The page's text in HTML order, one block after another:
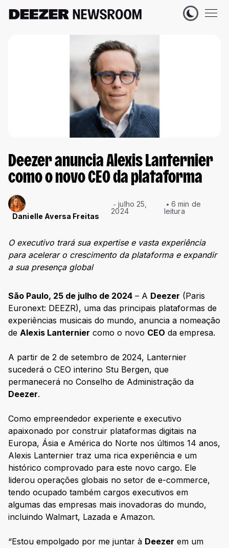
Deezer anuncia Alexis Lanternier
como o novo CEO da plataforma
Danielle Aversa Freitas
julho 25,
2024
6 min de
leitura
O executivo trará sua expertise e vasta experiência
para acelerar o crescimento da plataforma e expandir
a sua presença global
São Paulo, 25 de julho de 2024 – A Deezer (Paris
Euronext: DEEZR), uma das principais plataformas de
experiências musicais do mundo, anuncia a nomeação
de Alexis Lanternier como o novo CEO da empresa.
A partir de 2 de setembro de 2024, Lanternier
sucederá o CEO interino Stu Bergen, que
permanecerá no Conselho de Administração da
Deezer.
Como empreendedor experiente e executivo
apaixonado por construir plataformas digitais na
Europa, Ásia e América do Norte nos últimos 14 anos,
Alexis Lanternier traz uma rica experiência e um
histórico comprovado para este novo cargo. Ele
liderou operações globais no setor de e-commerce,
tendo ocupado também cargos executivos em
algumas das empresas mais inovadoras do mundo,
incluindo Walmart, Lazada e Amazon.
“Estou empolgado por me juntar à Deezer em um